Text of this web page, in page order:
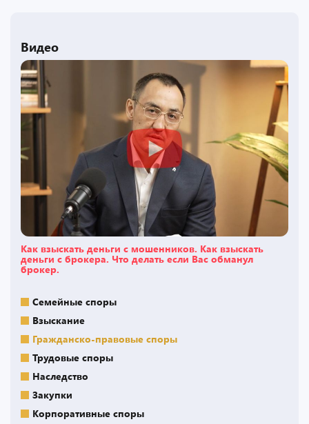
Видео
Как взыскать деньги с мошенников. Как взыскать
деньги с брокера. Что делать если Вас обманул
брокер.
Семейные споры
Взыскание
Гражданско-правовые споры
Трудовые споры
Наследство
Закупки
Корпоративные споры